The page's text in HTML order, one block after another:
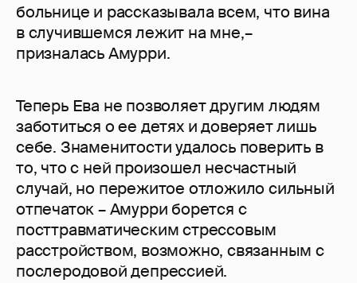
больнице и рассказывала всем, что вина
в случившемся лежит на мне,–
призналась Амурри.
Теперь Ева не позволяет другим людям
заботиться о ее детях и доверяет лишь
себе. Знаменитости удалось поверить в
то, что с ней произошел несчастный
случай, но пережитое отложило сильный
отпечаток – Амурри борется с
посттравматическим стрессовым
расстройством, возможно, связанным с
послеродовой депрессией.